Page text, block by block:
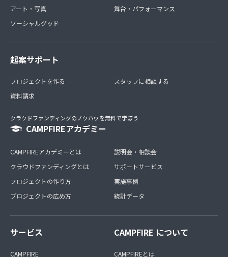
アート・写真
ソーシャルグッド
舞台・パフォーマンス
起案サポート
プロジェクトを作る
資料請求
スタッフに相談する
クラウドファンディングのノウハウを無料で学ぼう
CAMPFIREアカデミー
CAMPFIREアカデミーとは
クラウドファンディングとは
プロジェクトの作り方
プロジェクトの広め方
説明会・相談会
サポートサービス
実施事例
統計データ
サービス
CAMPFIRE
CAMPFIRE について
CAMPFIREとは